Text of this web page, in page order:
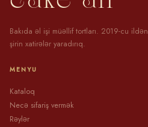
Bakıda əl işi müəllif tortları. 2019-cu ildən
şirin xatirələr yaradırıq.
MENYU
Kataloq
Necə sifariş vermək
Rəylər